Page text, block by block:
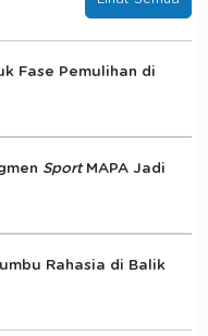
Fase Pemulihan di
Sport MAPA Jadi
Rahasia di Balik